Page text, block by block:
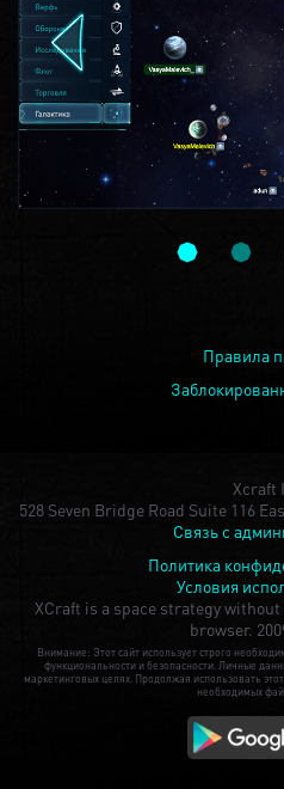
Правила
Xcraft
528 Seven Bridge Road Suite 116
Связь с
Политика
Условия
XCraft is a space strategy
browser.
Внимание: Этот сайт использует строго
функциональности и безопасности. Личные
маркетинговых целях. Продолжая использовать
необходимых